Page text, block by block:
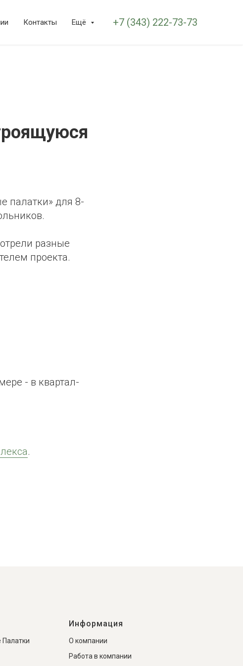
Контакты Ещё +7 (343) 222-73-73
палатки» для 8-
разные
проекта.
- в квартал-
.
Палатки
Информация
О компании
Работа в компании